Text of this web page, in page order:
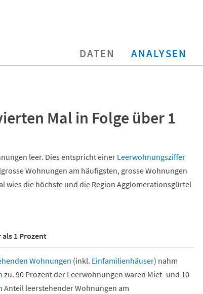
DATEN ANALYSEN
Mal in Folge über 1
leer. Dies entspricht einer Leerwohnungsziffer
Wohnungen am häufigsten, grosse Wohnungen
wies die höchste und die Region Agglomerationsgürtel
1 Prozent
Wohnungen (inkl. Einfamilienhäuser) nahm
zu. 90 Prozent der Leerwohnungen waren Miet- und 10
Anteil leerstehender Wohnungen am